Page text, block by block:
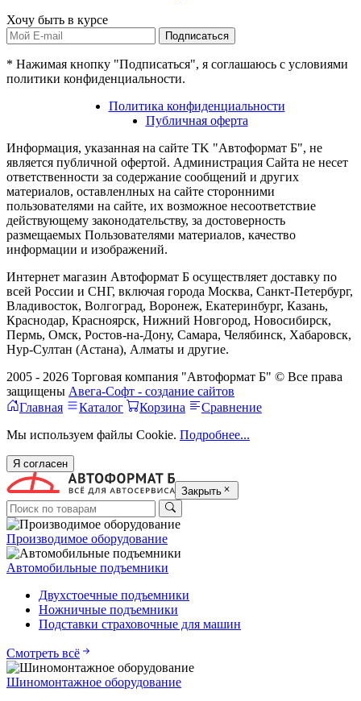
Хочу быть в курсе
Подписаться
* Нажимая кнопку "Подписаться", я соглашаюсь с условиями
политики конфиденциальности.
Политика конфиденциальности
Публичная оферта
Информация, указанная на сайте TK "Автоформат Б", не
является публичной офертой. Администрация Сайта не несет
ответственности за содержание сообщений и других
материалов, оставленлных на сайте сторонними
пользователями на сайте, их возможное несоответствие
действующему законодательству, за достоверность
размещаемых Пользователями материалов, качество
информации и изображений.
Интернет магазин Автоформат Б осуществляет доставку по
всей России и СНГ, включая города Москва, Санкт-Петербург,
Владивосток, Волгоград, Воронеж, Екатеринбург, Казань,
Краснодар, Красноярск, Нижний Новгород, Новосибирск,
Пермь, Омск, Ростов-на-Дону, Самара, Челябинск, Хабаровск,
Нур-Султан (Астана), Алматы и другие.
2005 - 2026 Торговая компания "Автоформат Б" © Все права
защищены Авега-Софт - создание сайтов
Главная
Каталог Корзина
Сравнение
Мы используем файлы Cookie. Подробнее...
Я согласен
Закрыть
Производимое оборудование
Автомобильные подъемники
Двухстоечные подъемники
Ножничные подъемники
Подставки страховочные для машин
Смотреть всё
Шиномонтажное оборудование